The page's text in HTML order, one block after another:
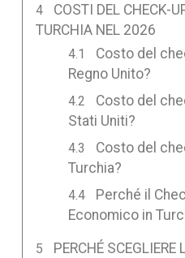
COSTI DEL CHECK-
TURCHIA NEL 2026
Costo del
Regno Unito?
Costo del
Stati Uniti?
Costo del
Turchia?
Perché il
Economico in
PERCHÉ SCEGLIERE